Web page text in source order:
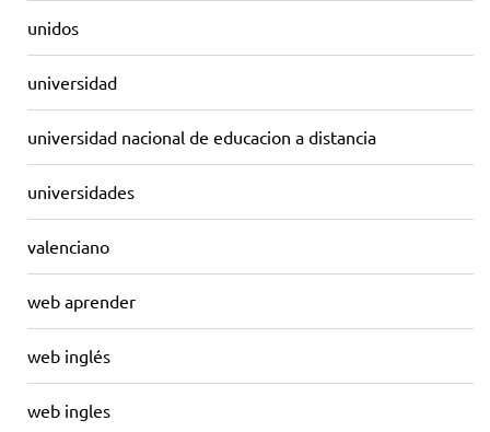
unidos
universidad
universidad nacional de educacion a distancia
universidades
valenciano
web aprender
web inglés
web ingles